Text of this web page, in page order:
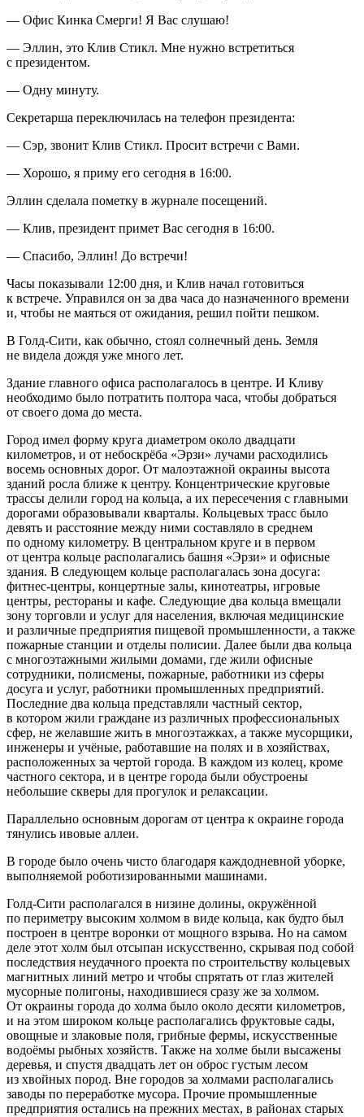
— Офис Кинка Смерги! Я Вас слушаю!
— Эллин, это Клив Стикл. Мне нужно встретиться
с президентом.
— Одну минуту.
Секретарша переключилась на телефон президента:
— Сэр, звонит Клив Стикл. Просит встречи с Вами.
— Хорошо, я приму его сегодня в 16:00.
Эллин сделала пометку в журнале посещений.
— Клив, президент примет Вас сегодня в 16:00.
— Спасибо, Эллин! До встречи!
Часы показывали 12:00 дня, и Клив начал готовиться
к встрече. Управился он за два часа до назначенного времени
и, чтобы не маяться от ожидания, решил пойти пешком.
В Голд-Сити, как обычно, стоял солнечный день. Земля
не видела дождя уже много лет.
Здание главного офиса располагалось в центре. И Кливу
необходимо было потратить полтора часа, чтобы добраться
от своего дома до места.
Город имел форму круга диаметром около двадцати
километров, и от небоскрёба «Эрзи» лучами расходились
восемь основных дорог. От малоэтажной окраины высота
зданий росла ближе к центру. Концентрические круговые
трассы делили город на кольца, а их пересечения с главными
дорогами образовывали кварталы. Кольцевых трасс было
девять и расстояние между ними составляло в среднем
по одному километру. В центральном круге и в первом
от центра кольце располагались башня «Эрзи» и офисные
здания. В следующем кольце располагалась зона досуга:
фитнес-центры, концертные залы, кинотеатры, игровые
центры, рестораны и кафе. Следующие два кольца вмещали
зону торговли и услуг для населения, включая медицинские
и различные предприятия пищевой промышленности, а также
пожарные станции и отделы полисии. Далее были два кольца
с многоэтажными жилыми домами, где жили офисные
сотрудники, полисмены, пожарные, работники из сферы
досуга и услуг, работники промышленных предприятий.
Последние два кольца представляли частный сектор,
в котором жили граждане из различных профессиональных
сфер, не желавшие жить в многоэтажках, а также мусорщики,
инженеры и учёные, работавшие на полях и в хозяйствах,
расположенных за чертой города. В каждом из колец, кроме
частного сектора, и в центре города были обустроены
небольшие скверы для прогулок и релаксации.
Параллельно основным дорогам от центра к окраине города
тянулись ивовые аллеи.
В городе было очень чисто благодаря каждодневной уборке,
выполняемой роботизированными машинами.
Голд-Сити располагался в низине долины, окружённой
по периметру высоким холмом в виде кольца, как будто был
построен в центре воронки от мощного взрыва. Но на самом
деле этот холм был отсыпан искусственно, скрывая под собой
последствия неудачного проекта по строительству кольцевых
магнитных линий метро и чтобы спрятать от глаз жителей
мусорные полигоны, находившиеся сразу же за холмом.
От окраины города до холма было около десяти километров,
и на этом широком кольце располагались фруктовые сады,
овощные и злаковые поля, грибные фермы, искусственные
водоёмы рыбных хозяйств. Также на холме были высажены
деревья, и спустя двадцать лет он оброс густым лесом
из хвойных пород. Вне городов за холмами располагались
заводы по переработке мусора. Прочие промышленные
предприятия остались на прежних местах, в районах старых